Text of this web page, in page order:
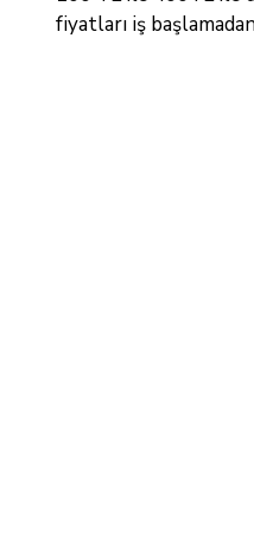
fiyatları iş